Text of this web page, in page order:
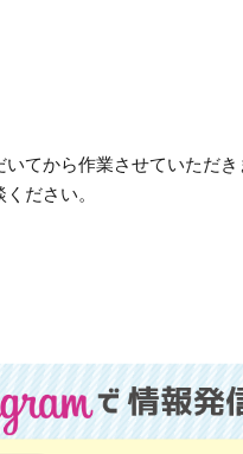
てから作業させていただき
ださい。